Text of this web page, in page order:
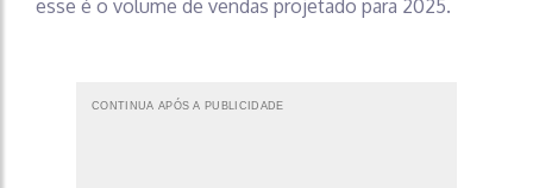
esse é o volume de vendas projetado para 2025.
CONTINUA APÓS A PUBLICIDADE